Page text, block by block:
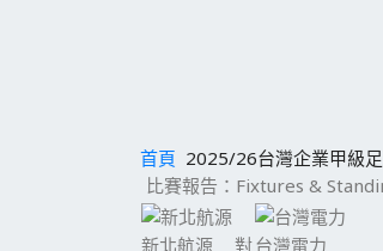
首頁 2025/26台灣企業甲級
比賽報告：Fixtures &
新北航源 對台灣電力